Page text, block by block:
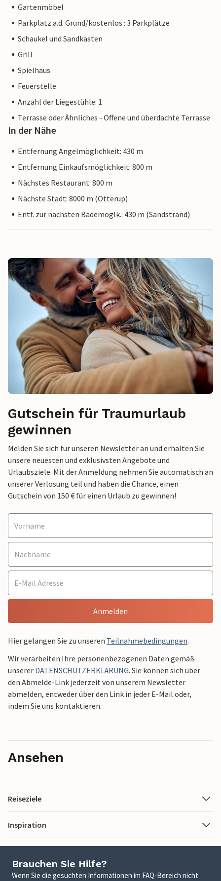
Gartenmöbel
Parkplatz a.d. Grund/kostenlos : 3 Parkplätze
Schaukel und Sandkasten
Grill
Spielhaus
Feuerstelle
Anzahl der Liegestühle: 1
Terrasse oder Ähnliches - Offene und überdachte Terrasse
In der Nähe
Entfernung Angelmöglichkeit: 430 m
Entfernung Einkaufsmöglichkeit: 800 m
Nächstes Restaurant: 800 m
Nächste Stadt: 8000 m (Otterup)
Entf. zur nächsten Bademöglk.: 430 m (Sandstrand)
Gutschein für Traumurlaub
gewinnen
Melden Sie sich für unseren Newsletter an und erhalten Sie
unsere neuesten und exklusivsten Angebote und
Urlaubsziele. Mit der Anmeldung nehmen Sie automatisch an
unserer Verlosung teil und haben die Chance, einen
Gutschein von 150 € für einen Urlaub zu gewinnen!
Anmelden
Hier gelangen Sie zu unseren Teilnahmebedingungen.
Wir verarbeiten Ihre personenbezogenen Daten gemäß
unserer DATENSCHUTZERKLÄRUNG. Sie können sich über
den Abmelde-Link jederzeit von unserem Newsletter
abmelden, entweder über den Link in jeder E-Mail oder,
indem Sie uns kontaktieren.
Ansehen
Reiseziele
Inspiration
Brauchen Sie Hilfe?
Wenn Sie die gesuchten Informationen im FAQ-Bereich nicht